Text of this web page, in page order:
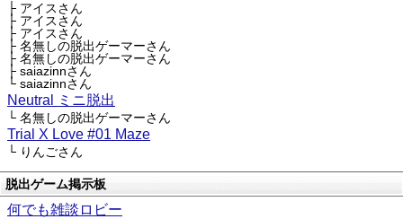
├ アイスさん
├ アイスさん
├ アイスさん
├ 名無しの脱出ゲーマーさん
├ 名無しの脱出ゲーマーさん
├ saiazinnさん
└ saiazinnさん
Neutral ミニ脱出
└ 名無しの脱出ゲーマーさん
Trial X Love #01 Maze
└ りんごさん
脱出ゲーム掲示板
何でも雑談ロビー